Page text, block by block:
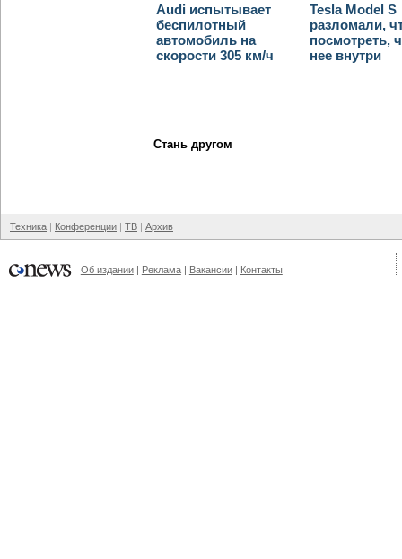
Audi испытывает
беспилотный
автомобиль на
скорости 305 км/ч
Tesla Model S
разломали,
посмотреть,
нее внутри
Стань другом
Техника Конференции ТВ Архив
Об издании Реклама Вакансии Контакты